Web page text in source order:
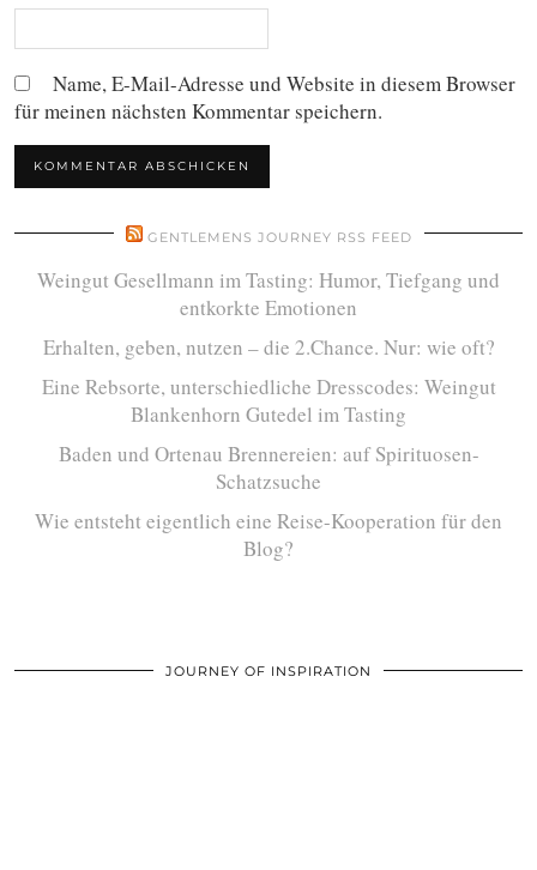
Name, E-Mail-Adresse und Website in diesem Browser
für meinen nächsten Kommentar speichern.
GENTLEMENS JOURNEY RSS FEED
Weingut Gesellmann im Tasting: Humor, Tiefgang und
entkorkte Emotionen
Erhalten, geben, nutzen – die 2.Chance. Nur: wie oft?
Eine Rebsorte, unterschiedliche Dresscodes: Weingut
Blankenhorn Gutedel im Tasting
Baden und Ortenau Brennereien: auf Spirituosen-
Schatzsuche
Wie entsteht eigentlich eine Reise-Kooperation für den
Blog?
JOURNEY OF INSPIRATION